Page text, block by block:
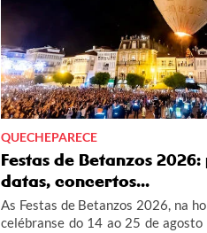
QUECHEPARECE
Festas de Betanzos
datas, concertos...
As Festas de Betanzos 2026, na
celébranse do 14 ao 25 de agosto